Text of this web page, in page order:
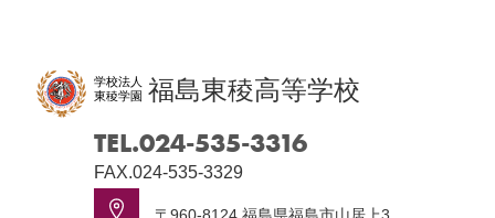
学校法人
東稜学園 福島東稜高等学校
TEL.024-535-3316
FAX.024-535-3329
〒960-8124 福島県福島市山居上3